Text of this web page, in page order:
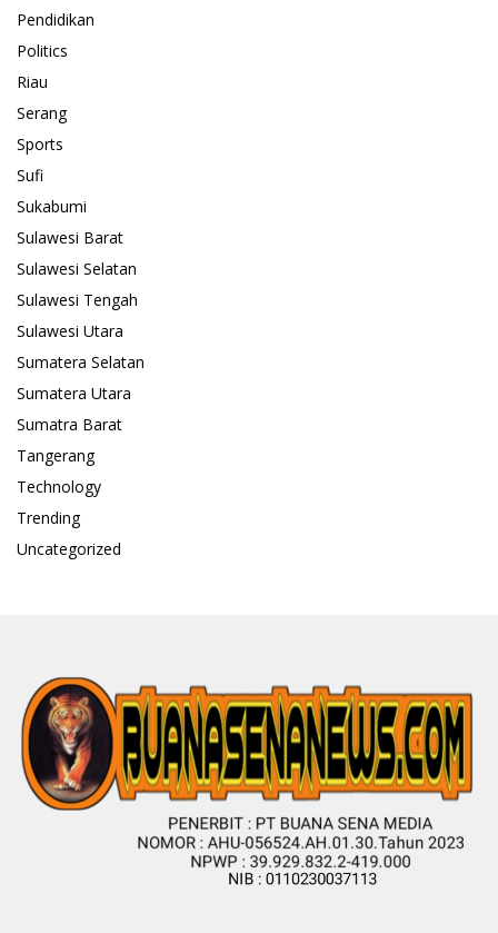
Pendidikan
Politics
Riau
Serang
Sports
Sufi
Sukabumi
Sulawesi Barat
Sulawesi Selatan
Sulawesi Tengah
Sulawesi Utara
Sumatera Selatan
Sumatera Utara
Sumatra Barat
Tangerang
Technology
Trending
Uncategorized